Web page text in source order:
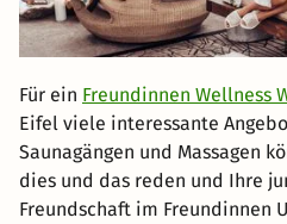
Für ein Freundinnen Wellness
Eifel viele interessante
Saunagängen und Massagen
dies und das reden und Ihre
Freundschaft im Freundinnen